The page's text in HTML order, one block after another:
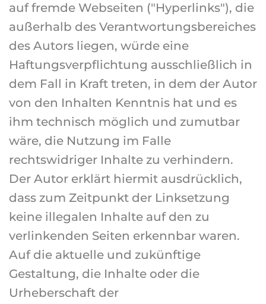
auf fremde Webseiten ("Hyperlinks"), die
außerhalb des Verantwortungsbereiches
des Autors liegen, würde eine
Haftungsverpflichtung ausschließlich in
dem Fall in Kraft treten, in dem der Autor
von den Inhalten Kenntnis hat und es
ihm technisch möglich und zumutbar
wäre, die Nutzung im Falle
rechtswidriger Inhalte zu verhindern.
Der Autor erklärt hiermit ausdrücklich,
dass zum Zeitpunkt der Linksetzung
keine illegalen Inhalte auf den zu
verlinkenden Seiten erkennbar waren.
Auf die aktuelle und zukünftige
Gestaltung, die Inhalte oder die
Urheberschaft der